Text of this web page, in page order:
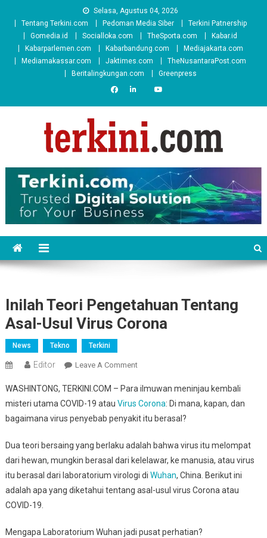
Selasa, Agustus 04, 2026
Tentang Terkini.com
Pedoman Media Siber
Terkini Patnership
Gomedia.id
Socialloka.com TheSporta.com
Kabar.id
Kabarparlemen.com
Kabarbandung.com
Mediajakarta.com
Mediamakassar.com
Jaktimes.com
TheNusantaraPost.com
Beritalingkungan.com
Greenpress
Inilah Teori Pengetahuan Tentang
Asal-Usul Virus Corona
News Tekno Terkini
Editor Leave A CommentOn
Teori
Pengetahuan
Tentang
Usul
Virus
Corona
WASHINTONG, TERKINI.COM – Para ilmuwan meninjau kembali
misteri utama COVID-19 atau Virus Corona: Di mana, kapan, dan
bagaimana virus penyebab penyakit itu berasal?
Dua teori bersaing yang berlaku adalah bahwa virus itu melompat
dari hewan, mungkin berasal dari kelelawar, ke manusia, atau virus
itu berasal dari laboratorium virologi di Wuhan, China. Berikut ini
adalah apa yang diketahui tentang asal-usul virus Corona atau
COVID-19.
Mengapa Laboratorium Wuhan jadi pusat perhatian?